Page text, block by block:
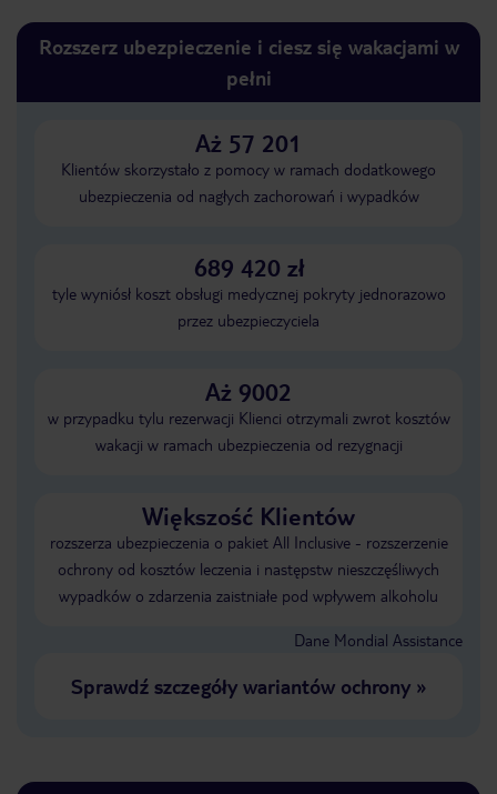
Rozszerz ubezpieczenie i ciesz się wakacjami w
pełni
Aż 57 201
Klientów skorzystało z pomocy w ramach dodatkowego
ubezpieczenia od nagłych zachorowań i wypadków
689 420 zł
tyle wyniósł koszt obsługi medycznej pokryty jednorazowo
przez ubezpieczyciela
Aż 9002
w przypadku tylu rezerwacji Klienci otrzymali zwrot kosztów
wakacji w ramach ubezpieczenia od rezygnacji
Większość Klientów
rozszerza ubezpieczenia o pakiet All Inclusive - rozszerzenie
ochrony od kosztów leczenia i następstw nieszczęśliwych
wypadków o zdarzenia zaistniałe pod wpływem alkoholu
Dane Mondial Assistance
Sprawdź szczegóły wariantów ochrony»